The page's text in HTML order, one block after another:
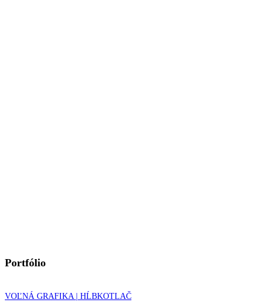
Portfólio
VOĽNÁ GRAFIKA | HĹBKOTLAČ